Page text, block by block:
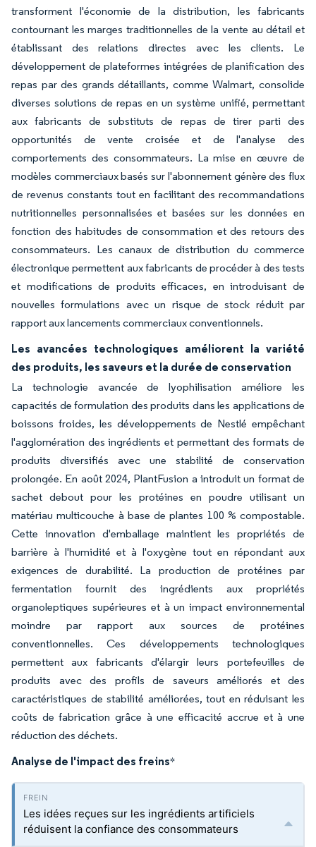
transforment l'économie de la distribution, les fabricants
contournant les marges traditionnelles de la vente au détail et
établissant des relations directes avec les clients. Le
développement de plateformes intégrées de planification des
repas par des grands détaillants, comme Walmart, consolide
diverses solutions de repas en un système unifié, permettant
aux fabricants de substituts de repas de tirer parti des
opportunités de vente croisée et de l'analyse des
comportements des consommateurs. La mise en œuvre de
modèles commerciaux basés sur l'abonnement génère des flux
de revenus constants tout en facilitant des recommandations
nutritionnelles personnalisées et basées sur les données en
fonction des habitudes de consommation et des retours des
consommateurs. Les canaux de distribution du commerce
électronique permettent aux fabricants de procéder à des tests
et modifications de produits efficaces, en introduisant de
nouvelles formulations avec un risque de stock réduit par
rapport aux lancements commerciaux conventionnels.
Les avancées technologiques améliorent la variété
des produits, les saveurs et la durée de conservation
La technologie avancée de lyophilisation améliore les
capacités de formulation des produits dans les applications de
boissons froides, les développements de Nestlé empêchant
l'agglomération des ingrédients et permettant des formats de
produits diversifiés avec une stabilité de conservation
prolongée. En août 2024, PlantFusion a introduit un format de
sachet debout pour les protéines en poudre utilisant un
matériau multicouche à base de plantes 100 % compostable.
Cette innovation d'emballage maintient les propriétés de
barrière à l'humidité et à l'oxygène tout en répondant aux
exigences de durabilité. La production de protéines par
fermentation fournit des ingrédients aux propriétés
organoleptiques supérieures et à un impact environnemental
moindre par rapport aux sources de protéines
conventionnelles. Ces développements technologiques
permettent aux fabricants d'élargir leurs portefeuilles de
produits avec des profils de saveurs améliorés et des
caractéristiques de stabilité améliorées, tout en réduisant les
coûts de fabrication grâce à une efficacité accrue et à une
réduction des déchets.
Analyse de l'impact des freins*
Les idées reçues sur les ingrédients artificiels
réduisent la confiance des consommateurs